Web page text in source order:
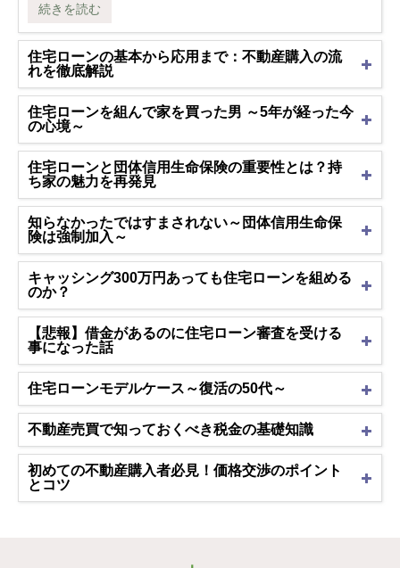
続きを読む
住宅ローンの基本から応用まで：不動産購入の流
れを徹底解説
住宅ローンを組んで家を買った男 ～5年が経った今
の心境～
住宅ローンと団体信用生命保険の重要性とは？持
ち家の魅力を再発見
知らなかったではすまされない～団体信用生命保
険は強制加入～
キャッシング300万円あっても住宅ローンを組める
のか？
【悲報】借金があるのに住宅ローン審査を受ける
事になった話
住宅ローンモデルケース～復活の50代～
不動産売買で知っておくべき税金の基礎知識
初めての不動産購入者必見！価格交渉のポイント
とコツ